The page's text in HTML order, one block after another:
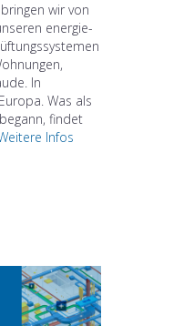
wir von
energie-
In
Was als
findet
Infos